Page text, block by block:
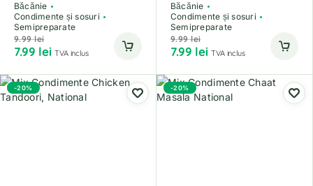
Băcănie
Condimente și sosuri
Semipreparate
9.99lei
7.99 lei TVA inclus
Băcănie
Condimente și sosuri
Semipreparate
9.99lei
7.99 lei TVA inclus
-20% -20%